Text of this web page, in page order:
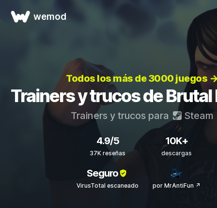
wemod
Todos los más de 3000 juegos
Trainers y trucos de Brutal
Trainers y trucos para Steam
4.9/5
37K reseñas
10K+
descargas
Seguro
VirusTotal escaneado por MrAntiFun ↗